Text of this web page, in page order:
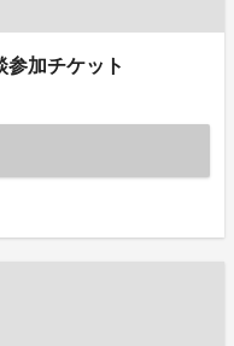
参加チケット